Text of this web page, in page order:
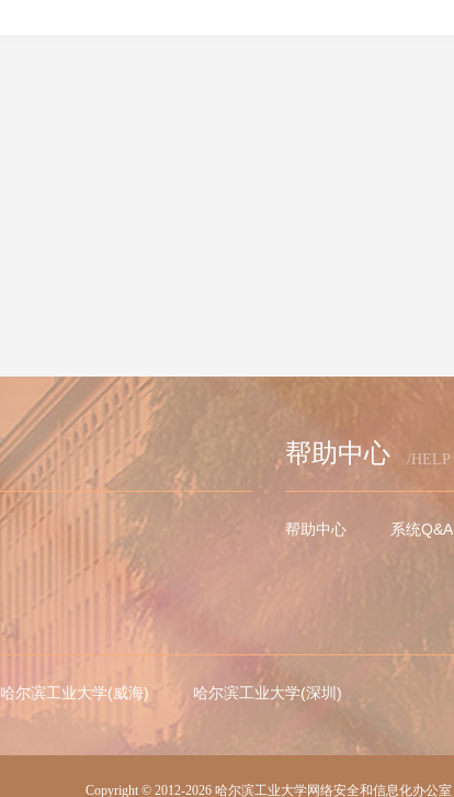
帮助中心 /HELP
帮助中心 系统Q&A
哈尔滨工业大学(威海) 哈尔滨工业大学(深圳)
Copyright © 2012-2026 哈尔滨工业大学网络安全和信息化办公室